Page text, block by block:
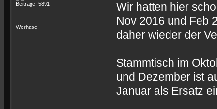
Beiträge: 5891
Werhase
Wir hatten hier
Nov 2016 und Feb
daher wieder der
Stammtisch im
und Dezember ist
Januar als Ersatz